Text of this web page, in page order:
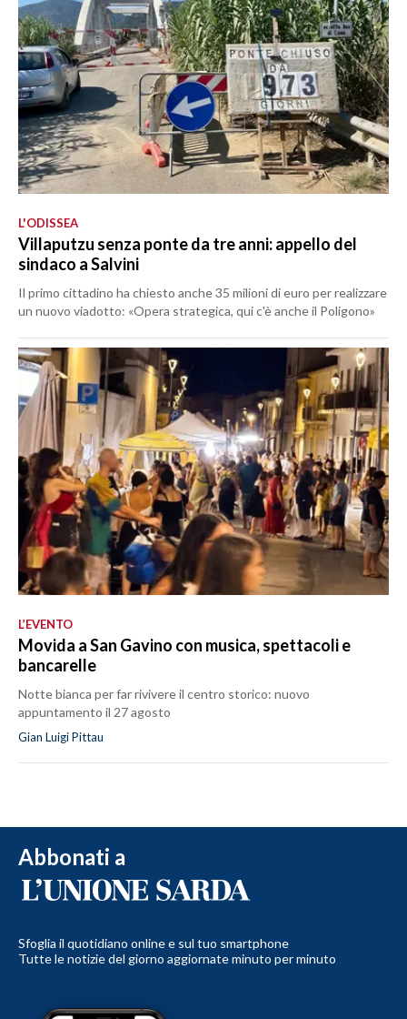
L'ODISSEA
Villaputzu senza ponte da tre anni: appello del
sindaco a Salvini
Il primo cittadino ha chiesto anche 35 milioni di euro per realizzare
un nuovo viadotto: «Opera strategica, qui c'è anche il Poligono»
L’EVENTO
Movida a San Gavino con musica, spettacoli e
bancarelle
Notte bianca per far rivivere il centro storico: nuovo
appuntamento il 27 agosto
Gian Luigi Pittau
Abbonati a
Sfoglia il quotidiano online e sul tuo smartphone
Tutte le notizie del giorno aggiornate minuto per minuto